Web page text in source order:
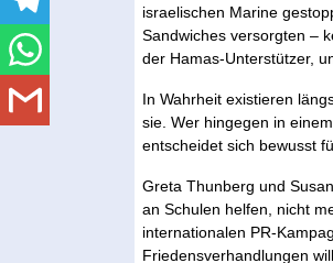
israelischen Marine
Sandwiches versorgten –
der Hamas-Unterstützer,
In Wahrheit existieren
sie. Wer hingegen in
entscheidet sich bewusst
Greta Thunberg und
an Schulen helfen, nicht
internationalen PR-
Friedensverhandlungen